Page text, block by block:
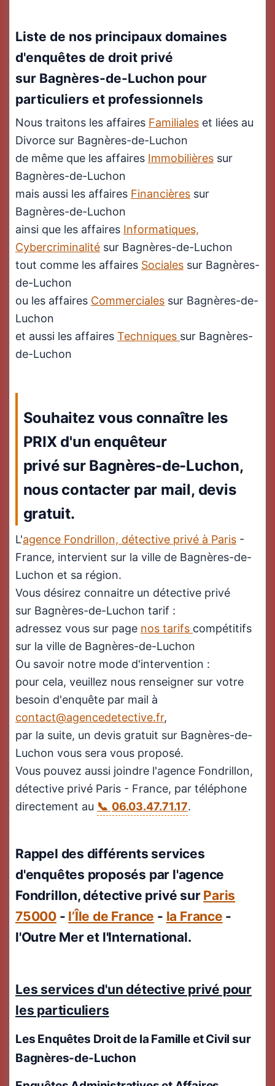
Liste de nos principaux domaines
d'enquêtes de droit privé
sur Bagnères-de-Luchon pour
particuliers et professionnels
Nous traitons les affaires Familiales et liées au
Divorce sur Bagnères-de-Luchon
de même que les affaires Immobilières sur
Bagnères-de-Luchon
mais aussi les affaires Financières sur
Bagnères-de-Luchon
ainsi que les affaires Informatiques,
Cybercriminalité sur Bagnères-de-Luchon
tout comme les affaires Sociales sur Bagnères-
de-Luchon
ou les affaires Commerciales sur Bagnères-de-
Luchon
et aussi les affaires Techniques sur Bagnères-
de-Luchon
Souhaitez vous connaître les
PRIX d'un enquêteur
privé sur Bagnères-de-Luchon,
nous contacter par mail, devis
gratuit.
L'agence Fondrillon, détective privé à Paris -
France, intervient sur la ville de Bagnères-de-
Luchon et sa région.
Vous désirez connaitre un détective privé
sur Bagnères-de-Luchon tarif :
adressez vous sur page nos tarifs compétitifs
sur la ville de Bagnères-de-Luchon
Ou savoir notre mode d'intervention :
pour cela, veuillez nous renseigner sur votre
besoin d'enquête par mail à
contact@agencedetective.fr,
par la suite, un devis gratuit sur Bagnères-de-
Luchon vous sera vous proposé.
Vous pouvez aussi joindre l'agence Fondrillon,
détective privé Paris - France, par téléphone
directement au
06.03.47.71.17.
Rappel des différents services
d'enquêtes proposés par l'agence
Fondrillon, détective privé sur Paris
75000- l’Île de France - la France -
l'Outre Mer et l'International.
Les services d'un détective privé pour
les particuliers
Les Enquêtes Droit de la Famille et Civilsur
Bagnères-de-Luchon